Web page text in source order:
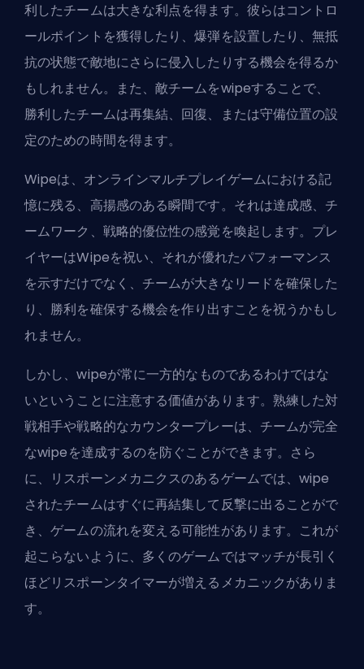
利したチームは大きな利点を得ます。彼らはコントロ
ールポイントを獲得したり、爆弾を設置したり、無抵
抗の状態で敵地にさらに侵入したりする機会を得るか
もしれません。また、敵チームをwipeすることで、
勝利したチームは再集結、回復、または守備位置の設
定のための時間を得ます。
Wipeは、オンラインマルチプレイゲームにおける記
憶に残る、高揚感のある瞬間です。それは達成感、チ
ームワーク、戦略的優位性の感覚を喚起します。プレ
イヤーはWipeを祝い、それが優れたパフォーマンス
を示すだけでなく、チームが大きなリードを確保した
り、勝利を確保する機会を作り出すことを祝うかもし
れません。
しかし、wipeが常に一方的なものであるわけではな
いということに注意する価値があります。熟練した対
戦相手や戦略的なカウンタープレーは、チームが完全
なwipeを達成するのを防ぐことができます。さら
に、リスポーンメカニクスのあるゲームでは、wipe
されたチームはすぐに再結集して反撃に出ることがで
き、ゲームの流れを変える可能性があります。これが
起こらないように、多くのゲームではマッチが長引く
ほどリスポーンタイマーが増えるメカニックがありま
す。